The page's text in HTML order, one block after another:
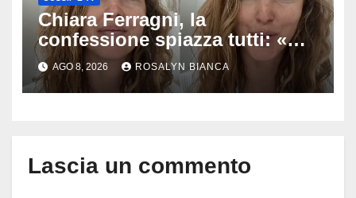
Chiara Ferragni, la
confessione spiazza tutti: «Un
mio ex voleva che mi rifacessi
il seno». Poi svela i ritocchi di
cui si è pentita
AGO 8, 2026 ROSALYN BIANCA
Lascia un commento